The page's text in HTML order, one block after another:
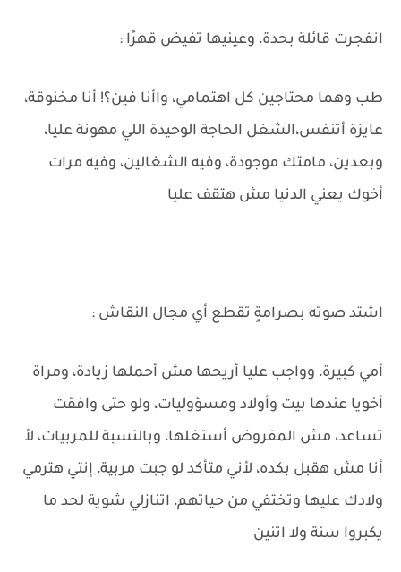
انفجرت قائلة بحدة، وعينيها تفيض قهرًا :
طب وهما محتاجين كل اهتمامي، واأنا فين؟! أنا مخنوقة،
عايزة أتنفس،الشغل الحاجة الوحيدة اللي مهونة عليا،
وبعدين، مامتك موجودة، وفيه الشغالين، وفيه مرات
أخوك يعني الدنيا مش هتقف عليا
اشتد صوته بصرامةٍ تقطع أي مجال النقاش :
أمي كبيرة، وواجب عليا أريحها مش أحملها زيادة، ومراة
أخويا عندها بيت وأولاد ومسؤوليات، ولو حتى وافقت
تساعد، مش المفروض أستغلها، وبالنسبة للمربيات، لأ
أنا مش هقبل بكده، لأني متأكد لو جبت مربية، إنتي هترمي
ولادك عليها وتختفي من حياتهم، اتنازلي شوية لحد ما
يكبروا سنة ولا اتنين